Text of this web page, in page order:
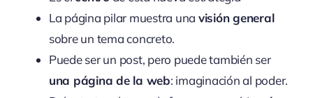
La página pilar muestra una visión general
sobre un tema concreto.
Puede ser un post, pero puede también ser
una página de la web: imaginación al poder.